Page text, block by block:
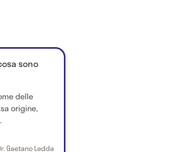
sono
delle
origine,
Gaetano Ledda